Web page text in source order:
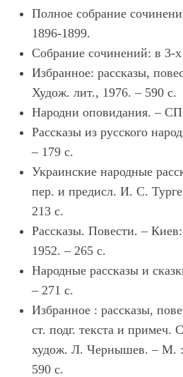
Полное собрание
1896-1899.
Собрание сочинений: в 3-
Избранное: рассказы,
Худож. лит., 1976. – 590 с.
Народни оповидания. –
Рассказы из русского
– 179 с.
Украинские народные
пер. и предисл. И. С.
213 с.
Рассказы. Повести. –
1952. – 265 с.
Народные рассказы и
– 271 с.
Избранное : рассказы,
ст. подг. текста и
худож. Л. Чернышев. – М.
590 с.